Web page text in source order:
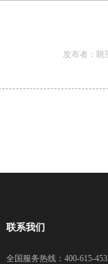
发布者：
联系我们
全国服务热线：400-615-